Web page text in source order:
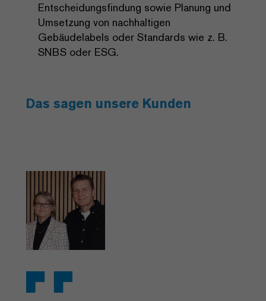
Entscheidungsfindung sowie Planung und
Umsetzung von nachhaltigen
Gebäudelabels oder Standards wie z. B.
SNBS oder ESG.
Das sagen unsere Kunden